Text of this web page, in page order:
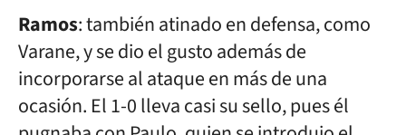
Ramos: también atinado en defensa, como
Varane, y se dio el gusto además de
incorporarse al ataque en más de una
ocasión. El 1-0 lleva casi su sello, pues él